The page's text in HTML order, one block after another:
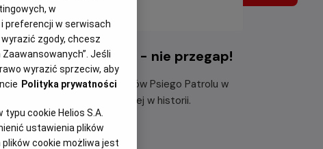
Patrol i dinozaury - nie przegap!
Dołącz do dzielnych bohaterów Psiego Patrolu w
ich największej misji ratunkowej w historii.
więcej
w
preferencji w serwisach
zgody, chcesz
Jeśli
wyrazić sprzeciw, aby
Polityka prywatności
cookie Helios S.A.
ustawienia plików
cookie możliwa jest